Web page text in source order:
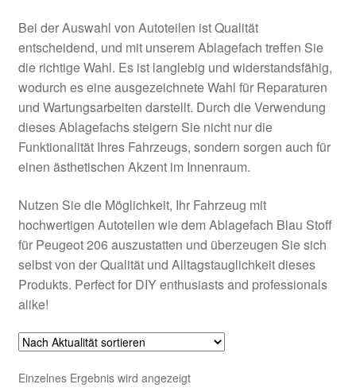
Weltweiter Versand
Zahlungen
Bei der Auswahl von Autoteilen ist Qualität
entscheidend, und mit unserem Ablagefach treffen Sie
die richtige Wahl. Es ist langlebig und widerstandsfähig,
wodurch es eine ausgezeichnete Wahl für Reparaturen
und Wartungsarbeiten darstellt. Durch die Verwendung
dieses Ablagefachs steigern Sie nicht nur die
Funktionalität Ihres Fahrzeugs, sondern sorgen auch für
einen ästhetischen Akzent im Innenraum.
Nutzen Sie die Möglichkeit, Ihr Fahrzeug mit
hochwertigen Autoteilen wie dem Ablagefach Blau Stoff
für Peugeot 206 auszustatten und überzeugen Sie sich
selbst von der Qualität und Alltagstauglichkeit dieses
Produkts. Perfect for DIY enthusiasts and professionals
alike!
Einzelnes Ergebnis wird angezeigt